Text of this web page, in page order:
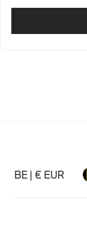
BE | € EUR